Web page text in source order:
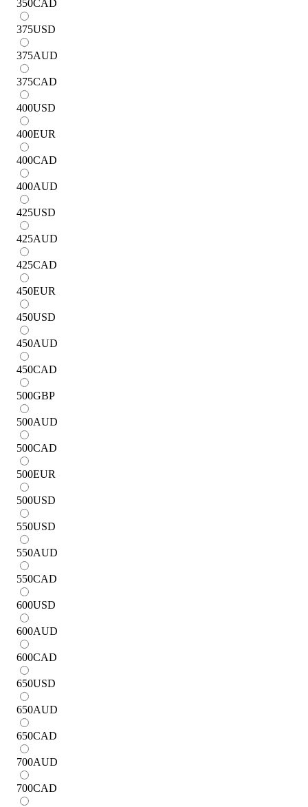
350CAD
375USD
375AUD
375CAD
400USD
400EUR
400CAD
400AUD
425USD
425AUD
425CAD
450EUR
450USD
450AUD
450CAD
500GBP
500AUD
500CAD
500EUR
500USD
550USD
550AUD
550CAD
600USD
600AUD
600CAD
650USD
650AUD
650CAD
700AUD
700CAD